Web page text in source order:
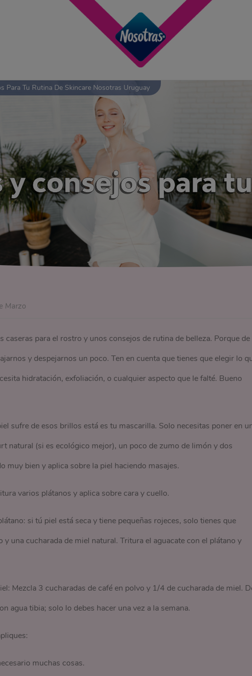
y consejos para
Para Tu Rutina De Skincare Nosotras Uruguay
Marzo
caseras para el rostro y unos consejos de rutina de belleza. Porque de
y despejarnos un poco. Ten en cuenta que tienes que elegir lo
hidratación, exfoliación, o cualquier aspecto que le falté. Bueno
sufre de esos brillos está es tu mascarilla. Solo necesitas poner en
natural (si es ecológico mejor), un poco de zumo de limón y dos
muy bien y aplica sobre la piel haciendo masajes.
varios plátanos y aplica sobre cara y cuello.
si tú piel está seca y tiene pequeñas rojeces, solo tienes que
y una cucharada de miel natural. Tritura el aguacate con el plátano y
Mezcla 3 cucharadas de café en polvo y 1/4 de cucharada de miel.
agua tibia; solo lo debes hacer una vez a la semana.
muchas cosas.